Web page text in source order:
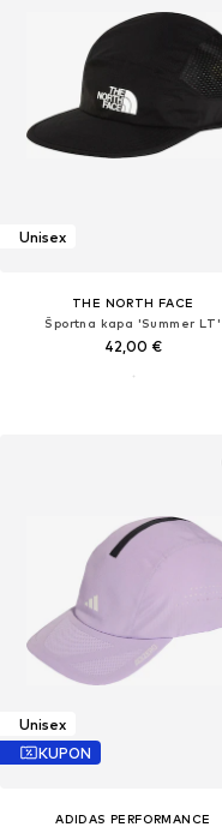
Unisex
THE NORTH FACE
Športna kapa 'Summer LT'
42,00 €
Unisex
KUPON
ADIDAS PERFORMANCE